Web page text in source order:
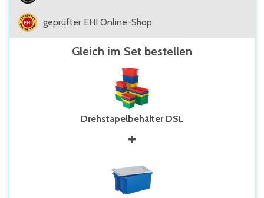
geprüfter EHI Online-Shop
Gleich im Set bestellen
Drehstapelbehälter DSL